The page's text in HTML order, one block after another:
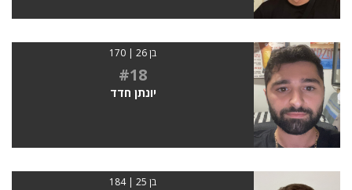
בן 26 | 170
#18
יונתן חדד
בן 25 | 184